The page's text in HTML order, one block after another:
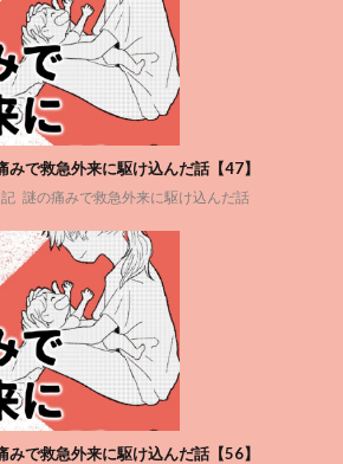
で救急外来に駆け込んだ話【47】
謎の痛みで救急外来に駆け込んだ話
で救急外来に駆け込んだ話【56】